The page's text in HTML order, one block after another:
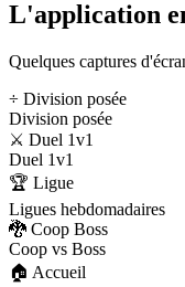
L'application
Quelques captures
÷ Division posée
Division posée
⚔️ Duel 1v1
Duel 1v1
🏆 Ligue
Ligues hebdomadaires
🐉 Coop Boss
Coop vs Boss
🏠 Accueil